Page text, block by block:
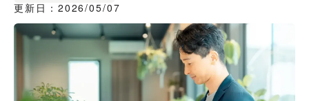
更新日：2026/05/07